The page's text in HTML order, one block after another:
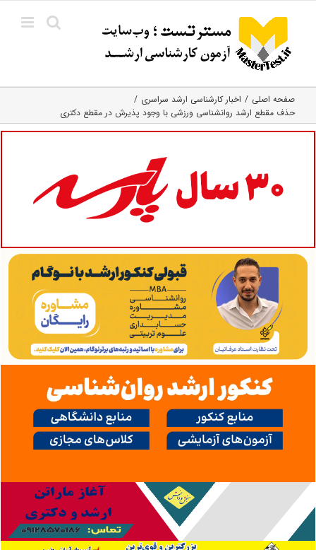
content
صفحه اصلی
اخبار کارشناسی ارشد سراسری
حذف مقطع ارشد روانشناسی ورزشی با وجود پذیرش در مقطع دکتری